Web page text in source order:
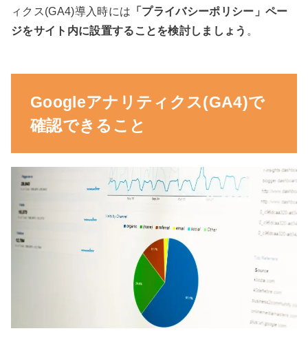
ィクス(GA4)導入時には 「プライバシーポリシー」ペー
ジをサイト内に設置することを検討しましょう 。
Googleアナリティクス(GA4)で
確認できること